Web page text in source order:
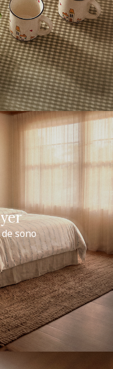
sono